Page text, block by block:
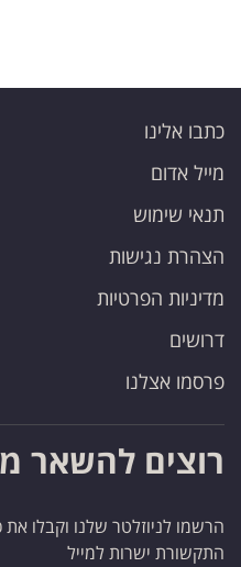
כתבו אלינו
מייל אדום
תנאי שימוש
הצהרת נגישות
מדיניות הפרטיות
דרושים
פרסמו אצלנו
רוצים להשאר
הרשמו לניוזלטר שלנו וקבלו
התקשורת ישרות למייל